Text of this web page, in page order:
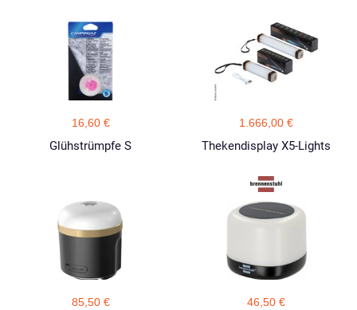
16,60 €
Glühstrümpfe S
1.666,00 €
Thekendisplay X5-Lights
85,50 € 46,50 €